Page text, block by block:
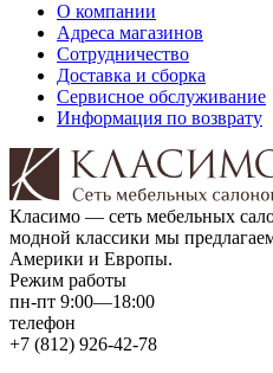
О компании
Адреса магазинов
Сотрудничество
Доставка и сборка
Сервисное обслуживание
Информация по возврату
Класимо — cеть мебельных
модной классики мы
Америки и Европы.
Режим работы
пн-пт 9:00—18:00
телефон
+7 (812) 926-42-78